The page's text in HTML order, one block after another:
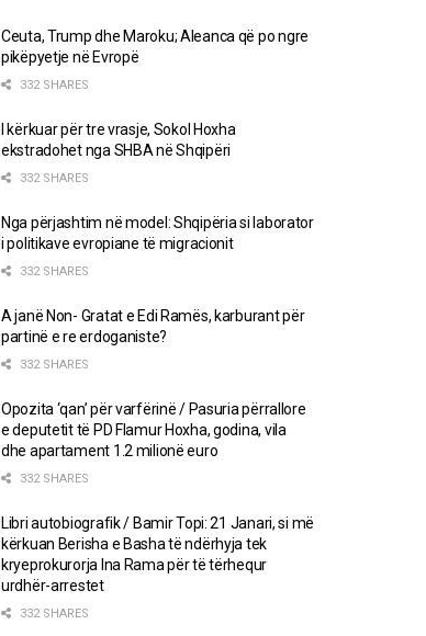
Ceuta, Trump dhe Maroku; Aleanca që po ngre
pikëpyetje në Evropë
332 SHARES
I kërkuar për tre vrasje, Sokol Hoxha
ekstradohet nga SHBA në Shqipëri
332 SHARES
Nga përjashtim në model: Shqipëria si laborator
i politikave evropiane të migracionit
332 SHARES
A janë Non- Gratat e Edi Ramës, karburant për
partinë e re erdoganiste?
332 SHARES
Opozita ‘qan’ për varfërinë / Pasuria përrallore
e deputetit të PD Flamur Hoxha, godina, vila
dhe apartament 1.2 milionë euro
332 SHARES
Libri autobiografik / Bamir Topi: 21 Janari, si më
kërkuan Berisha e Basha të ndërhyja tek
kryeprokurorja Ina Rama për të tërhequr
urdhër-arrestet
332 SHARES